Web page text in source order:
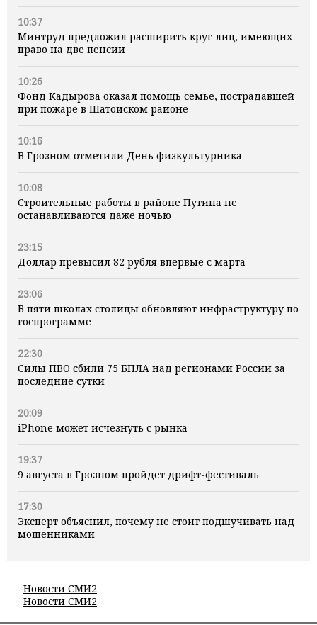
10:37
Минтруд предложил расширить круг лиц, имеющих
право на две пенсии
10:26
Фонд Кадырова оказал помощь семье, пострадавшей
при пожаре в Шатойском районе
10:16
В Грозном отметили День физкультурника
10:08
Строительные работы в районе Путина не
останавливаются даже ночью
23:15
Доллар превысил 82 рубля впервые с марта
23:06
В пяти школах столицы обновляют инфраструктуру по
госпрограмме
22:30
Силы ПВО сбили 75 БПЛА над регионами России за
последние сутки
20:09
iPhone может исчезнуть с рынка
19:37
9 августа в Грозном пройдет дрифт-фестиваль
17:30
Эксперт объяснил, почему не стоит подшучивать над
мошенниками
Новости СМИ2
Новости СМИ2